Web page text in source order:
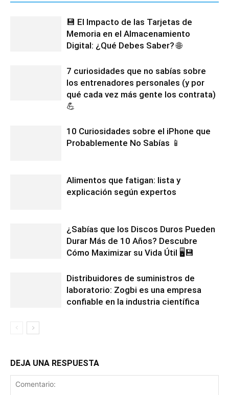
💾 El Impacto de las Tarjetas de
Memoria en el Almacenamiento
Digital: ¿Qué Debes Saber? 🌐
7 curiosidades que no sabías sobre
los entrenadores personales (y por
qué cada vez más gente los contrata)
💪
10 Curiosidades sobre el iPhone que
Probablemente No Sabías 📱
Alimentos que fatigan: lista y
explicación según expertos
¿Sabías que los Discos Duros Pueden
Durar Más de 10 Años? Descubre
Cómo Maximizar su Vida Útil 🖥️💾
Distribuidores de suministros de
laboratorio: Zogbi es una empresa
confiable en la industria científica
DEJA UNA RESPUESTA